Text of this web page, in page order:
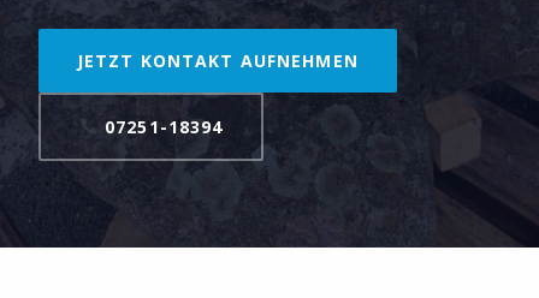
JETZT KONTAKT AUFNEHMEN
07251-18394